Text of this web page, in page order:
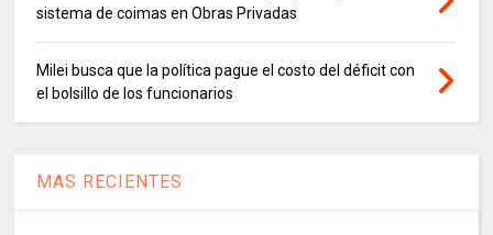
sistema de coimas en Obras Privadas
Milei busca que la política pague el costo del déficit con
el bolsillo de los funcionarios
MAS RECIENTES